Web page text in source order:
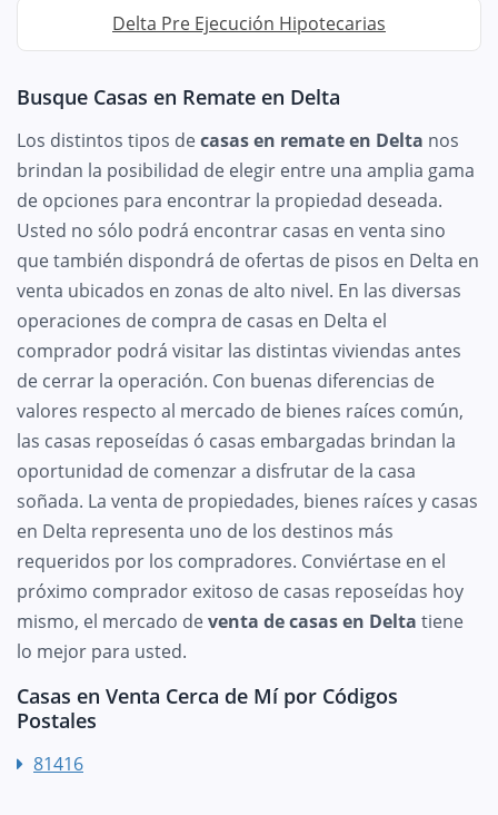
Delta Pre Ejecución Hipotecarias
Busque Casas en Remate en Delta
Los distintos tipos decasas en remate en Delta nos
brindan la posibilidad de elegir entre una amplia gama
de opciones para encontrar la propiedad deseada.
Usted no sólo podrá encontrar casas en venta sino
que también dispondrá de ofertas de pisos en Delta en
venta ubicados en zonas de alto nivel. En las diversas
operaciones de compra de casas en Delta el
comprador podrá visitar las distintas viviendas antes
de cerrar la operación. Con buenas diferencias de
valores respecto al mercado de bienes raíces común,
las casas reposeídas ó casas embargadas brindan la
oportunidad de comenzar a disfrutar de la casa
soñada. La venta de propiedades, bienes raíces y casas
en Delta representa uno de los destinos más
requeridos por los compradores. Conviértase en el
próximo comprador exitoso de casas reposeídas hoy
mismo, el mercado deventa de casas en Delta tiene
lo mejor para usted.
Casas en Venta Cerca de Mí por Códigos
Postales
81416